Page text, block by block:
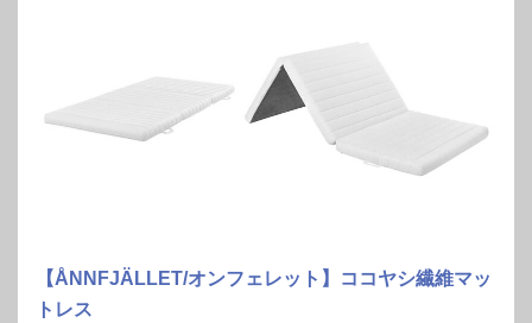
【ÅNNFJÄLLET/オンフェレット】ココヤシ繊維マッ
トレス